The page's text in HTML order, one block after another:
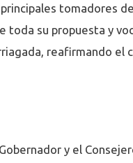
tomadores
toda su propuesta y
reafirmando el
y el